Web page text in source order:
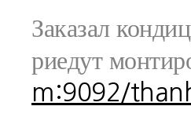
Заказал
риедут
m:9092/